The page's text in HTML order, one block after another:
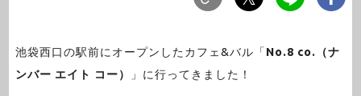
池袋西口の駅前にオープンしたカフェ&バル「 No.8 co.（ナ
ンバー エイト コー）
」に行ってきました！